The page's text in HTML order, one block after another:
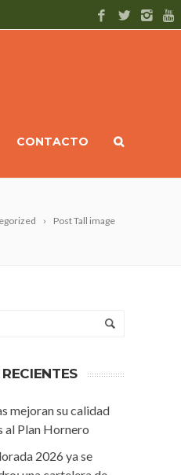
CONTACTO
Post Tall image
mejoran su calidad
al Plan Hornero
2026 ya se